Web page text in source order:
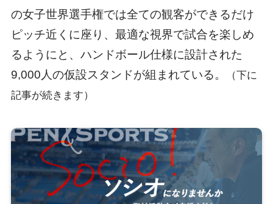
の女子世界選手権では全ての観客ができるだけ
ピッチ近くに座り、最適な視界で試合を楽しめ
るようにと、ハンドボール仕様に設計された
9,000人の仮設スタンドが組まれている。
（下に
記事が続きます）